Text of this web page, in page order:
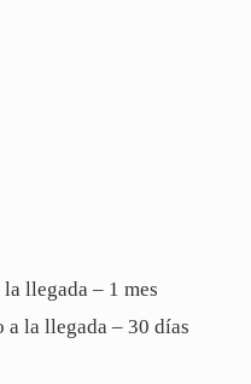
llegada – 1 mes
la llegada – 30 días